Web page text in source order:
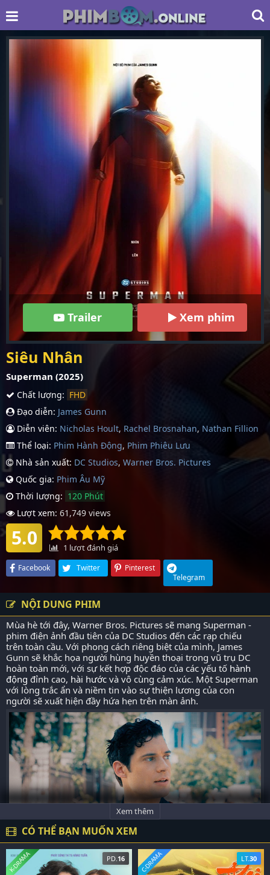
Trailer Xem phim
Siêu Nhân
Superman (2025)
Chất lượng: FHD
Đạo diễn: James Gunn
Diễn viên: Nicholas Hoult, Rachel Brosnahan, Nathan Fillion
Thể loại: Phim Hành Động, Phim Phiêu Lưu
Nhà sản xuất: DC Studios, Warner Bros. Pictures
Quốc gia: Phim Âu Mỹ
Thời lượng: 120 Phút
Lượt xem: 61,749 views
5.0 1 lượt đánh giá
Facebook Twitter
Pinterest
Telegram
NỘI DUNG PHIM
Mùa hè tới đây, Warner Bros. Pictures sẽ mang Superman -
phim điện ảnh đầu tiên của DC Studios đến các rạp chiếu
trên toàn cầu. Với phong cách riêng biệt của mình, James
Gunn sẽ khắc họa người hùng huyền thoại trong vũ trụ DC
hoàn toàn mới, với sự kết hợp độc đáo của các yếu tố hành
động đỉnh cao, hài hước và vô cùng cảm xúc. Một Superman
với lòng trắc ẩn và niềm tin vào sự thiện lương của con
người sẽ xuất hiện đầy hứa hẹn trên màn ảnh.
Xem thêm
CÓ THỂ BẠN MUỐN XEM
PD. 16
K-DRAMA LT.30
C-DRAMA